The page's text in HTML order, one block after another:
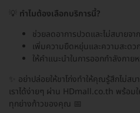
💡 ทำไมต้องเลือกบริการนี้?
ช่วยลดอาการปวดและไม่สบายจา
เพิ่มความยืดหยุ่นและความสะดว
ให้คำแนะนำในการออกกำลังกา
✨ อย่าปล่อยให้ขาโก่งทำให้คุณรู้สึกไม่สบ
เราได้ง่ายๆ ผ่าน HDmall.co.th พร้อ
ทุกย่างก้าวของคุณ 📅